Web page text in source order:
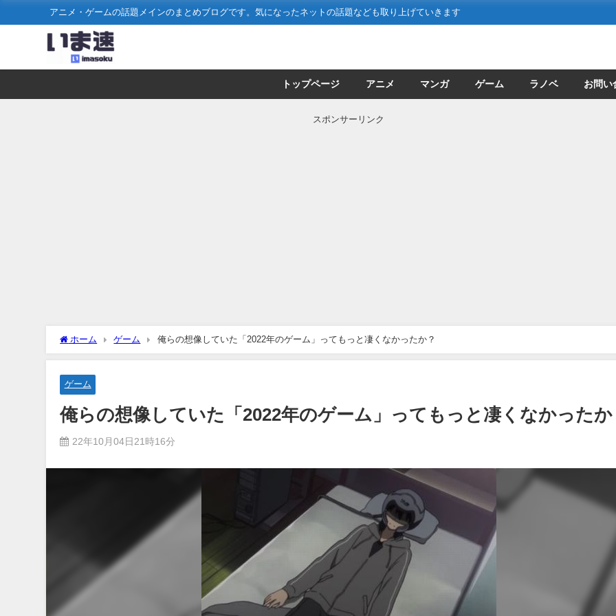
アニメ・ゲームの話題メインのまとめブログです。気になったネットの話題なども取り上げていきます
トップページ アニメ マンガ ゲーム ラノベ お問い
スポンサーリンク
ホーム ゲーム 俺らの想像していた「2022年のゲーム」ってもっと凄くなかったか？
ゲーム
俺らの想像していた「2022年のゲーム」ってもっと凄くなかったか
22年10月04日21時16分